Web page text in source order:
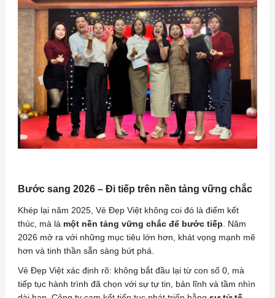
Bước sang 2026 – Đi tiếp trên nền tảng vững chắc
Khép lại năm 2025, Vẻ Đẹp Việt không coi đó là điểm kết
thúc, mà là một nền tảng vững chắc để bước tiếp . Năm
2026 mở ra với những mục tiêu lớn hơn, khát vọng mạnh mẽ
hơn và tinh thần sẵn sàng bứt phá.
Vẻ Đẹp Việt xác định rõ: không bắt đầu lại từ con số 0, mà
tiếp tục hành trình đã chọn với sự tự tin, bản lĩnh và tầm nhìn